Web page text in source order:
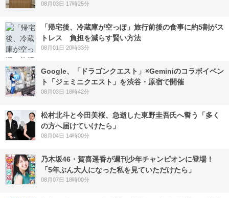
08月03日 17時25分
「帰宅後、冷蔵庫が空っぽ」旅行前後の食事に約5割がス
トレス 負担を減らす賢い方法
08月01日 20時33分
Google、「ドラゴンクエスト」×Geminiのコラボイベン
ト「ジェミニクエスト」を渋谷・原宿で開催
08月03日 18時42分
松村北斗と今田美桜、急逝した東野圭吾氏へ誓う「多く
の方へ届けていけたら」
08月04日 14時00分
乃木坂46・賀喜遥香が週刊少年チャンピオンに登場！
「5年ぶん大人になった私を見ていただけたら」
08月07日 18時00分